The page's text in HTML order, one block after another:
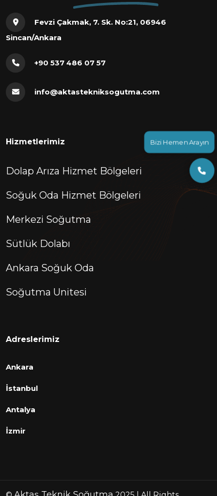
Bizi Hemen Arayın
Fevzi Çakmak, 7. Sk. No:21, 06946
Sincan/Ankara
+90 537 486 07 57
info@aktastekniksogutma.com
Hizmetlerimiz
Dolap Arıza Hizmet Bölgeleri
Soğuk Oda Hizmet Bölgeleri
Merkezi Soğutma
Sütlük Dolabı
Ankara Soğuk Oda
Soğutma Unitesi
Adreslerimiz
Ankara
İstanbul
Antalya
İzmir